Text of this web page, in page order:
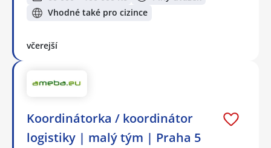
Vhodné také pro cizince
včerejší
Koordinátorka / koordinátor
logistiky | malý tým | Praha 5